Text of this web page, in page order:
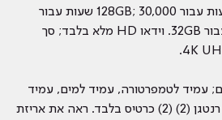
עבור 256GB; 60,000 שעות עבור 128GB; 30,000 שעות עבור
64GB; ו-15,000 שעות עבור 32GB. וידאו HD מלא בלבד; סך
עמיד לטמפרטורה, עמיד למים, עמיד
בפני זעזועים ועמיד בפני רנטגן (2) (2) כרטיס בלבד. ראה את אריזת